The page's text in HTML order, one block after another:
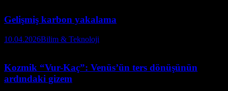
Gelişmiş karbon yakalama
10.04.2026Bilim & Teknoloji
Kozmik “Vur-Kaç”: Venüs’ün ters dönüşünün
ardındaki gizem